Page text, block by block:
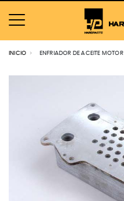
INICIO ENFRIADOR DE ACEITE MOTOR